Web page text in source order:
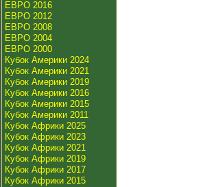
ЕВРО 2016
ЕВРО 2012
ЕВРО 2008
ЕВРО 2004
ЕВРО 2000
Кубок Америки 2024
Кубок Америки 2021
Кубок Америки 2019
Кубок Америки 2016
Кубок Америки 2015
Кубок Америки 2011
Кубок Африки 2025
Кубок Африки 2023
Кубок Африки 2021
Кубок Африки 2019
Кубок Африки 2017
Кубок Африки 2015